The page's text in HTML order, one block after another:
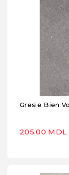
Gresie Bien
205,00 MDL